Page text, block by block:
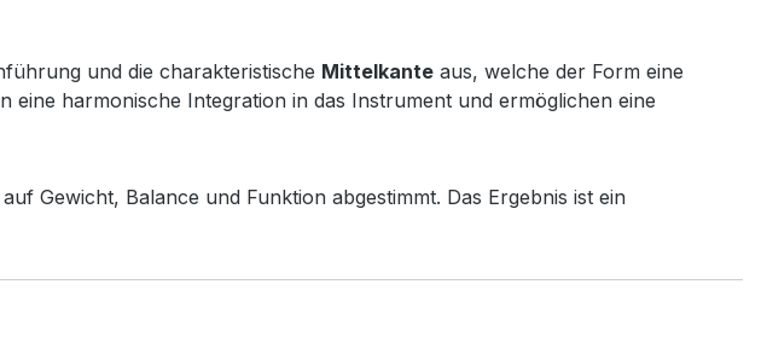
und die charakteristische Mittelkante aus, welche der Form eine
harmonische Integration in das Instrument und ermöglichen eine
Gewicht, Balance und Funktion abgestimmt. Das Ergebnis ist ein